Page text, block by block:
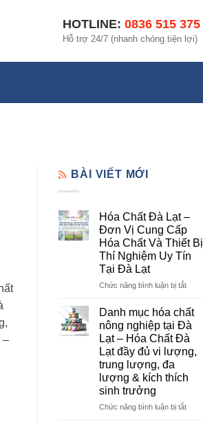
HOTLINE: 0836 515 375
Hỗ trợ 24/7 (nhanh chóng tiện lợi)
–
BÀI VIẾT MỚI
Hóa Chất Đà Lạt –
Đơn Vị Cung Cấp
Hóa Chất Và Thiết Bị
Thí Nghiệm Uy Tín
Tại Đà Lạt
Chức năng bình luận bị tắtở
Chất
Đà
Lạt
–
Đơn
Cung
Danh mục hóa chất
nông nghiệp tại Đà
Lạt – Hóa Chất Đà
Lạt đầy đủ vi lượng,
trung lượng, đa
lượng & kích thích
sinh trưởng
Chức năng bình luận bị tắtở